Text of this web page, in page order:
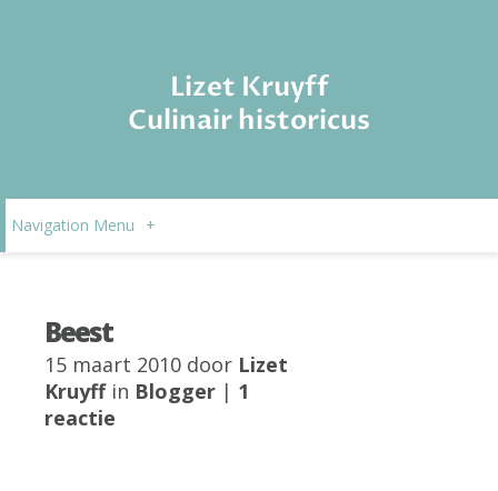
Lizet Kruyff
Culinair historicus
Navigation Menu +
Beest
15 maart 2010 door Lizet
Kruyffin Blogger | 1
reactie